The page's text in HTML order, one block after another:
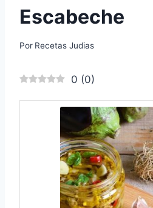
Escabeche
Por Recetas Judias
0 (0)